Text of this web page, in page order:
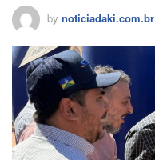
by noticiadaki.com.br